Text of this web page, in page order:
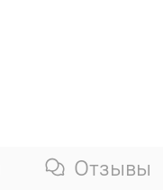
Отзывы